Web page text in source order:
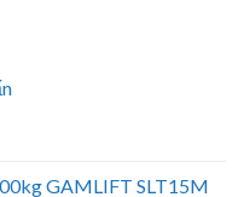
GAMLIFT SLT15M